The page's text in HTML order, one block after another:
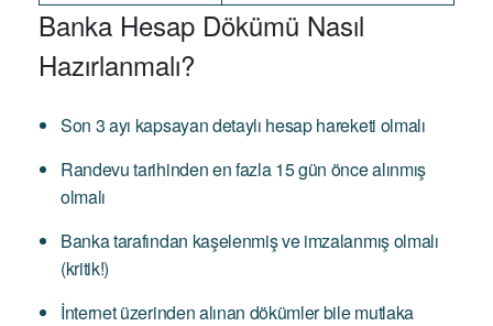
Banka Hesap Dökümü Nasıl
Hazırlanmalı?
Son 3 ayı kapsayan detaylı hesap hareketi olmalı
Randevu tarihinden en fazla 15 gün önce alınmış
olmalı
Banka tarafından kaşelenmiş ve imzalanmış olmalı
(kritik!)
İnternet üzerinden alınan dökümler bile mutlaka